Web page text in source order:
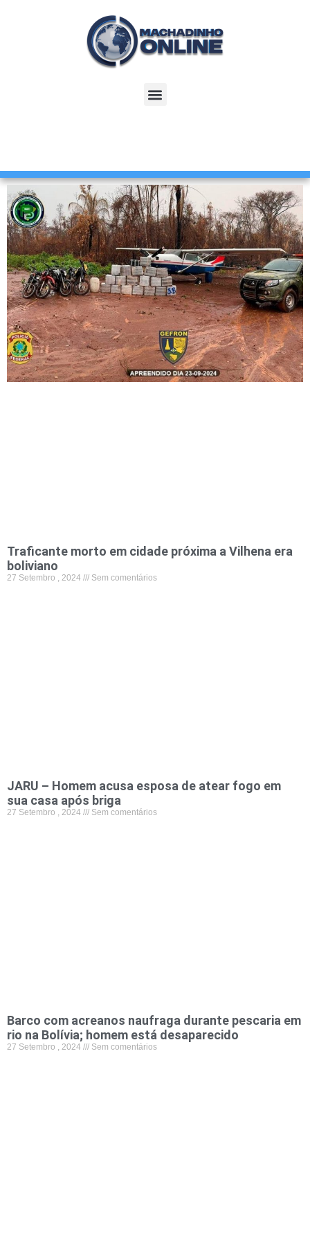
Traficante morto em cidade próxima a Vilhena era
boliviano
27 Setembro , 2024 Sem comentários
JARU – Homem acusa esposa de atear fogo em
sua casa após briga
27 Setembro , 2024 Sem comentários
Barco com acreanos naufraga durante pescaria em
rio na Bolívia; homem está desaparecido
27 Setembro , 2024 Sem comentários